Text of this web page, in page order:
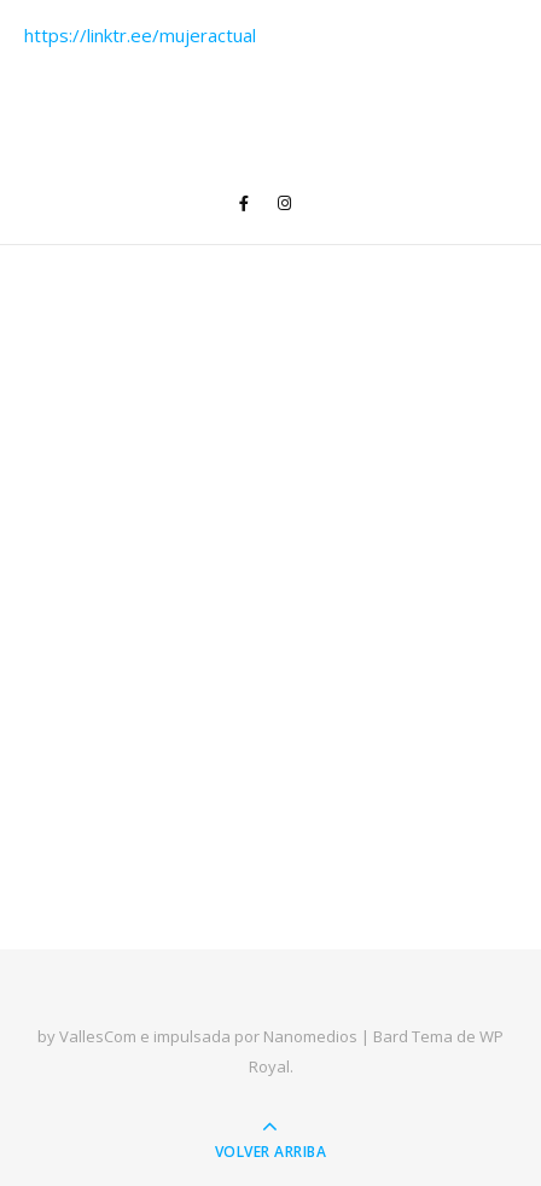
https://linktr.ee/mujeractual
by VallesCom e impulsada por Nanomedios | Bard Tema de WP
Royal.
VOLVER ARRIBA